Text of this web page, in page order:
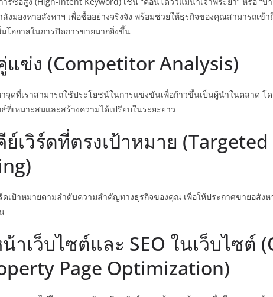
ลังมองหาอสังหาฯ เพื่อซื้ออย่างจริงจัง พร้อมช่วยให้ธุรกิจของคุณสามารถเข้า
โอกาสในการปิดการขายมากยิ่งขึ้น
แข่ง (Competitor Analysis)
จุดที่เราสามารถใช้ประโยชน์ในการแข่งขันเพื่อก้าวขึ้นเป็นผู้นำในตลาด โ
ที่เหมาะสมและสร้างความได้เปรียบในระยะยาว
เวิร์ดที่ตรงเป้าหมาย (Targeted
ดเป้าหมายตามลำดับความสำคัญทางธุรกิจของคุณ เพื่อให้ประกาศขายอสัง
าเว็บไซต์และ SEO ในเว็บไซต์
Page Optimization)